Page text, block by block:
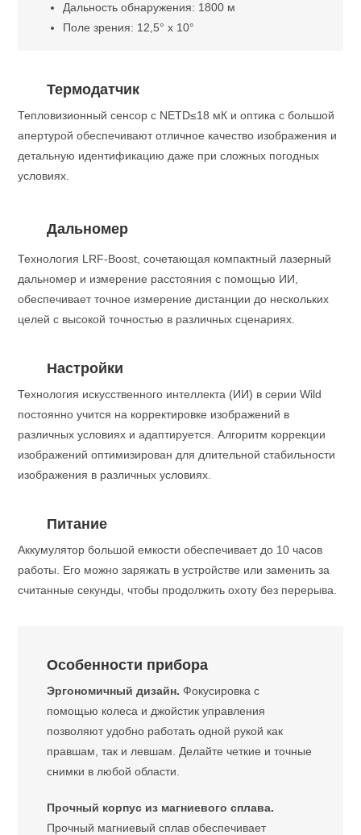
Дальность обнаружения: 1800 м
Поле зрения: 12,5° x 10°
Термодатчик
Тепловизионный сенсор с NETD≤18 мК и оптика с большой
апертурой обеспечивают отличное качество изображения и
детальную идентификацию даже при сложных погодных
условиях.
Дальномер
Технология LRF-Boost, сочетающая компактный лазерный
дальномер и измерение расстояния с помощью ИИ,
обеспечивает точное измерение дистанции до нескольких
целей с высокой точностью в различных сценариях.
Настройки
Технология искусственного интеллекта (ИИ) в серии Wild
постоянно учится на корректировке изображений в
различных условиях и адаптируется. Алгоритм коррекции
изображений оптимизирован для длительной стабильности
изображения в различных условиях.
Питание
Аккумулятор большой емкости обеспечивает до 10 часов
работы. Его можно заряжать в устройстве или заменить за
считанные секунды, чтобы продолжить охоту без перерыва.
Особенности прибора
Эргономичный дизайн. Фокусировка с
помощью колеса и джойстик управления
позволяют удобно работать одной рукой как
правшам, так и левшам. Делайте четкие и точные
снимки в любой области.
Прочный корпус из магниевого сплава.
Прочный магниевый сплав обеспечивает